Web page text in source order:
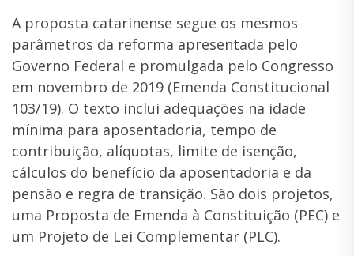
A proposta catarinense segue os mesmos
parâmetros da reforma apresentada pelo
Governo Federal e promulgada pelo Congresso
em novembro de 2019 (Emenda Constitucional
103/19). O texto inclui adequações na idade
mínima para aposentadoria, tempo de
contribuição, alíquotas, limite de isenção,
cálculos do benefício da aposentadoria e da
pensão e regra de transição. São dois projetos,
uma Proposta de Emenda à Constituição (PEC) e
um Projeto de Lei Complementar (PLC).